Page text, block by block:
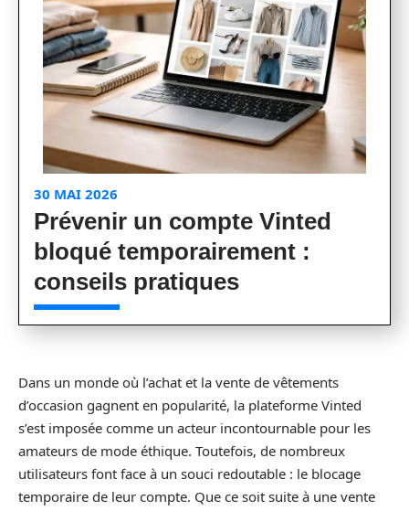
30 MAI 2026
Prévenir un compte Vinted
bloqué temporairement :
conseils pratiques
Dans un monde où l’achat et la vente de vêtements
d’occasion gagnent en popularité, la plateforme Vinted
s’est imposée comme un acteur incontournable pour les
amateurs de mode éthique. Toutefois, de nombreux
utilisateurs font face à un souci redoutable : le blocage
temporaire de leur compte. Que ce soit suite à une vente